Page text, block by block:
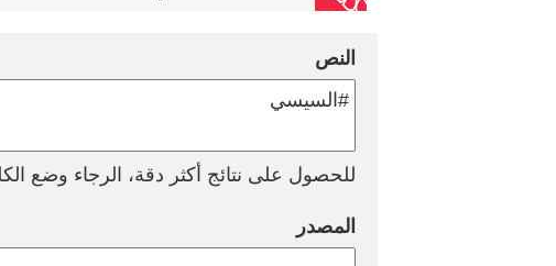
النص
للحصول على نتائج أكثر دقة، الرجاء وضع
المصدر